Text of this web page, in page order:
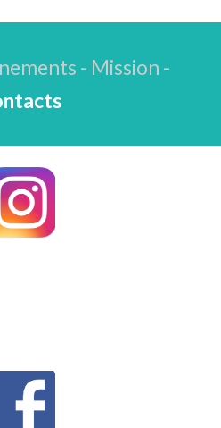
- Mission -